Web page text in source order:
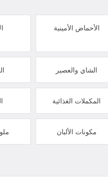
الأحماض الأمينية
الشاي والعصير
المكملات الغذائية
مكونات الألبان